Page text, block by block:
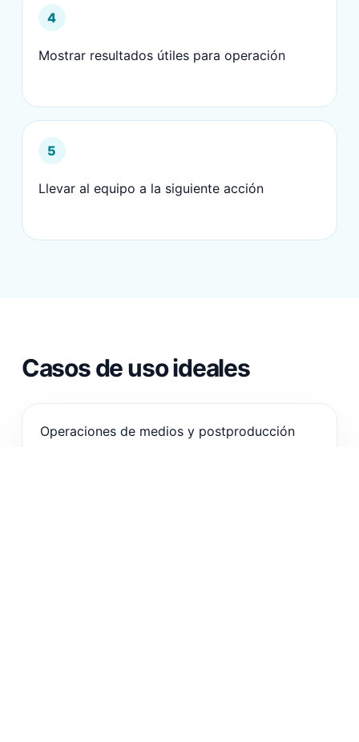
4
Mostrar resultados útiles para operación
5
Llevar al equipo a la siguiente acción
Casos de uso ideales
Operaciones de medios y postproducción